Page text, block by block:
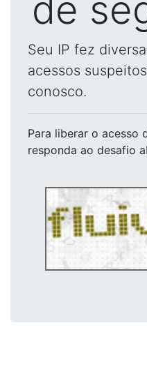
de
Seu IP fez
acessos
conosco.
Para liberar o acesso
responda ao desafio